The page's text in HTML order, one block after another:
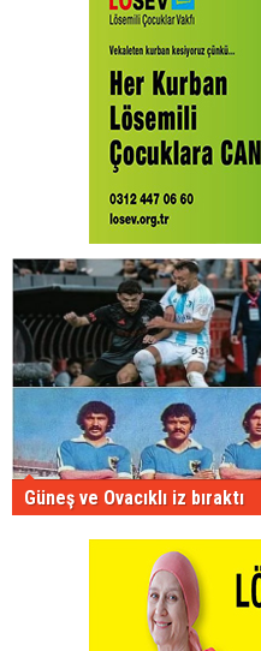
Güneş ve Ovacıklı iz bıraktı